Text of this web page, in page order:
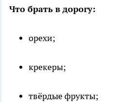
Что брать в дорогу:
орехи;
крекеры;
твёрдые фрукты;